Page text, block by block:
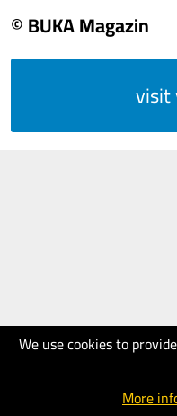
We use cookies to
More
© BUKA Magazin